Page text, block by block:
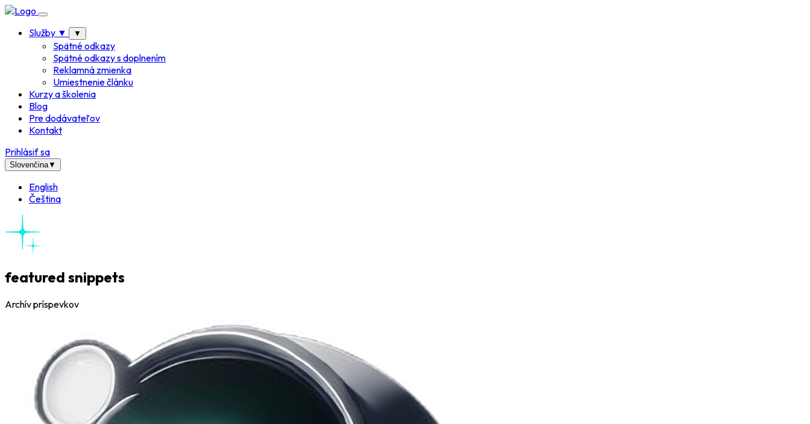
Služby ▼ ▼
Spätné odkazy
Spätné odkazy s doplnením
Reklamná zmienka
Umiestnenie článku
Kurzy a školenia
Blog
Pre dodávateľov
Kontakt
Prihlásiť sa
Slovenčina▼
English
Čeština
featured snippets
Archív príspevkov